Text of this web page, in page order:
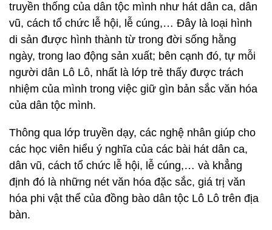
truyền thống của dân tộc mình như hát dân ca, dân
vũ, cách tổ chức lễ hội, lễ cúng,… Đây là loại hình
di sản được hình thành từ trong đời sống hằng
ngày, trong lao động sản xuất; bên cạnh đó, tự mỗi
người dân Lô Lô, nhất là lớp trẻ thấy được trách
nhiệm của mình trong việc giữ gìn bản sắc văn hóa
của dân tộc mình.
Thông qua lớp truyền dạy, các nghệ nhân giúp cho
các học viên hiểu ý nghĩa của các bài hát dân ca,
dân vũ, cách tổ chức lễ hội, lễ cúng,… và khẳng
định đó là những nét văn hóa đặc sắc, giá trị văn
hóa phi vật thể của đồng bào dân tộc Lô Lô trên địa
bàn.